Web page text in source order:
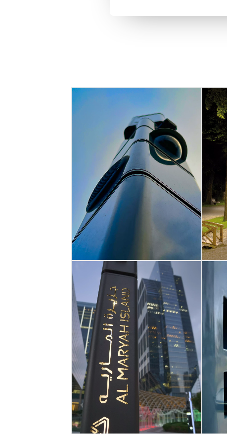
Bezons (Frankreich)
Abu Dhabi (Vereinigte Arabische
Emirate)